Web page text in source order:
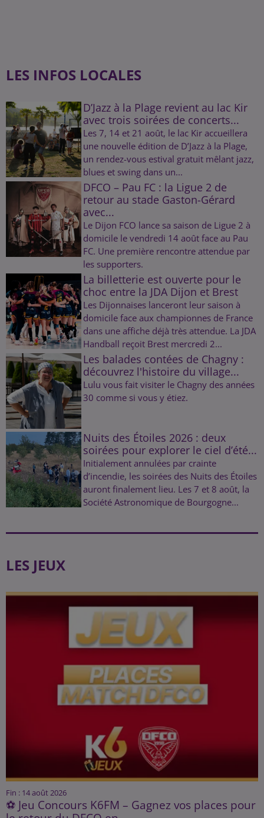
LES INFOS LOCALES
D’Jazz à la Plage revient au lac Kir
avec trois soirées de concerts...
Les 7, 14 et 21 août, le lac Kir accueillera
une nouvelle édition de D’Jazz à la Plage,
un rendez-vous estival gratuit mêlant jazz,
blues et swing dans un...
DFCO – Pau FC : la Ligue 2 de
retour au stade Gaston-Gérard
avec...
Le Dijon FCO lance sa saison de Ligue 2 à
domicile le vendredi 14 août face au Pau
FC. Une première rencontre attendue par
les supporters.
La billetterie est ouverte pour le
choc entre la JDA Dijon et Brest
Les Dijonnaises lanceront leur saison à
domicile face aux championnes de France
dans une affiche déjà très attendue. La JDA
Handball reçoit Brest mercredi 2...
Les balades contées de Chagny :
découvrez l'histoire du village...
Lulu vous fait visiter le Chagny des années
30 comme si vous y étiez.
Nuits des Étoiles 2026 : deux
soirées pour explorer le ciel d’été...
Initialement annulées par crainte
d’incendie, les soirées des Nuits des Étoiles
auront finalement lieu. Les 7 et 8 août, la
Société Astronomique de Bourgogne...
LES JEUX
Fin : 14 août 2026
⚽ Jeu Concours K6FM – Gagnez vos places pour